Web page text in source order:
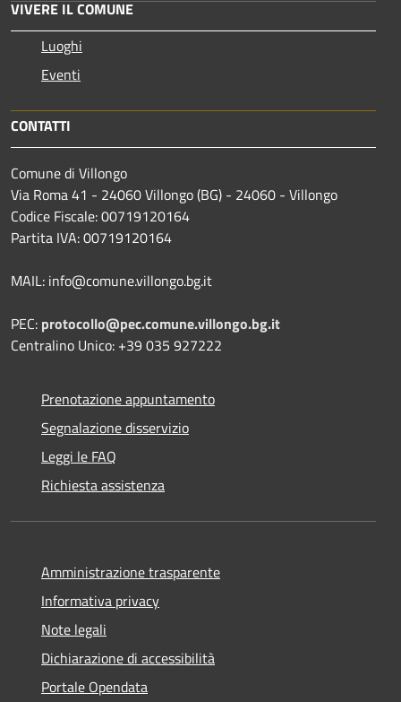
VIVERE IL COMUNE
Luoghi
Eventi
CONTATTI
Comune di Villongo
Via Roma 41 - 24060 Villongo (BG) - 24060 - Villongo
Codice Fiscale: 00719120164
Partita IVA: 00719120164
MAIL: info@comune.villongo.bg.it
PEC: protocollo@pec.comune.villongo.bg.it
Centralino Unico: +39 035 927222
Prenotazione appuntamento
Segnalazione disservizio
Leggi le FAQ
Richiesta assistenza
Amministrazione trasparente
Informativa privacy
Note legali
Dichiarazione di accessibilità
Portale Opendata